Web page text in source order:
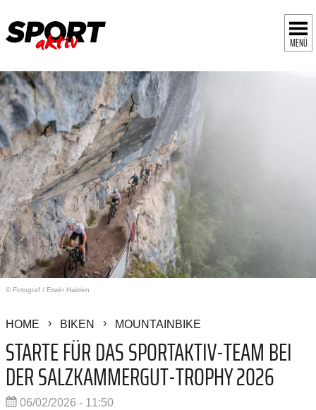
MENÜ
© Fotograf / Erwin Haiden
HOME BIKEN MOUNTAINBIKE
STARTE FÜR DAS SPORTAKTIV-TEAM BEI
DER SALZKAMMERGUT-TROPHY 2026
06/02/2026 - 11:50